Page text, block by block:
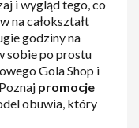
i wygląd tego, co
na całokształt
godziny na
sobie po prostu
Gola Shop i
promocje
obuwia, który